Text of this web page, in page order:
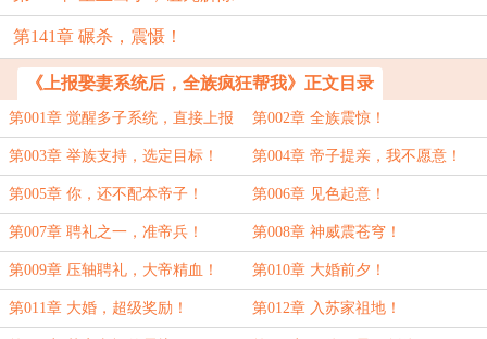
第141章 碾杀，震慑！
《上报娶妻系统后，全族疯狂帮我》正文目录
第001章 觉醒多子系统，直接上报
家族！
第002章 全族震惊！
第003章 举族支持，选定目标！ 第004章 帝子提亲，我不愿意！
第005章 你，还不配本帝子！ 第006章 见色起意！
第007章 聘礼之一，准帝兵！ 第008章 神威震苍穹！
第009章 压轴聘礼，大帝精血！ 第010章 大婚前夕！
第011章 大婚，超级奖励！ 第012章 入苏家祖地！